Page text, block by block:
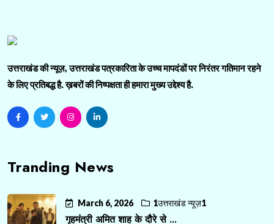
उत्तराखंड की न्यूज़, उत्तराखंड पत्रकारिता के उच्च मापदंडों पर निरंतर गतिमान रहने
के लिए प्रतिबद्ध है. ख़बरों की निष्पक्षता ही हमारा मुख्य उद्देश्य है.
Tranding News
March 6, 2026 1उत्तराखंड न्यूज़1
गृहमंत्री अमित शाह के दौरे से ...